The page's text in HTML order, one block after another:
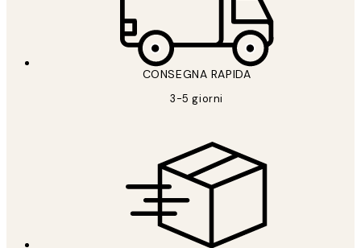
CONSEGNA RAPIDA
3-5 giorni